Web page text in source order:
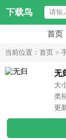
下载鸟
首页
当前位置： 首页 >
无
大
类
更